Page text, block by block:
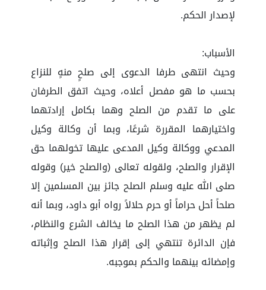
لإصدار الحكم.
الأسباب:
وحيث انتهى طرفا الدعوى إلى صلحٍ منهٍ للنزاع
بحسب ما هو مفصل أعلاه، وحيث اتفق الطرفان
على ما تقدم من الصلح وهما بكامل إرادتهما
واختيارهما المقررة شرعًا، وبما أن وكالة وكيل
المدعي ووكالة وكيل المدعى عليها تخولهما حق
الإقرار والصلح، ولقوله تعالى (والصلح خير) وقوله
صلى الله عليه وسلم الصلح جائز بين المسلمين إلا
صلحاً أحل حراماً أو حرم حلالاً رواه أبو داود، وبما أنه
لم يظهر من هذا الصلح ما يخالف الشرع والنظام،
فإن الدائرة تنتهي إلى إقرار هذا الصلح وإثباته
وإمضائه بينهما والحكم بموجبه.